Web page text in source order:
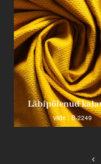
Läbipõlenud
viide : B-2249